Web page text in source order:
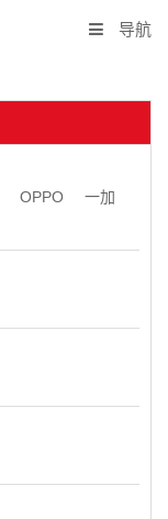
导航
OPPO
一加